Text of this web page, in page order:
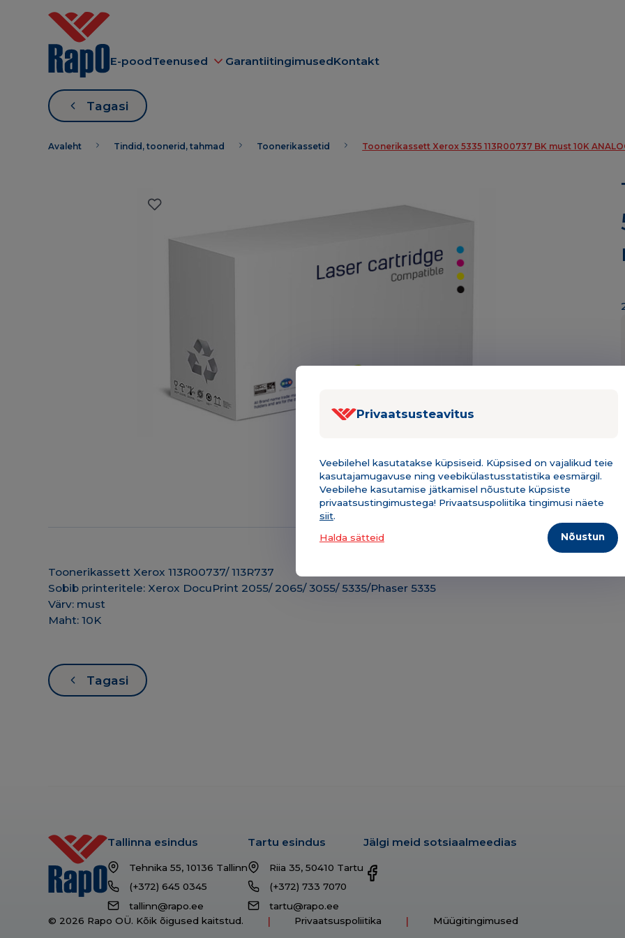
Privaatsusteavitus
Veebilehel kasutatakse küpsiseid. Küpsised on vajalikud teie
kasutajamugavuse ning veebikülastusstatistika eesmärgil.
Veebilehe kasutamise jätkamisel nõustute küpsiste
privaatsustingimustega! Privaatsuspoliitika tingimusi näete
siit.
Halda sätteid
Nõustun
E-poodTeenused GarantiitingimusedKontakt
Tagasi
Avaleht Tindid, toonerid, tahmad Toonerikassetid Toonerikassett Xerox 5335 113R00737 BK must 10K
Kirjeldus & tehniline infoLisainfo
Toonerikassett Xerox 113R00737/ 113R737
Sobib printeritele: Xerox DocuPrint 2055/ 2065/ 3055/ 5335/Phaser 5335
Värv: must
Maht: 10K
Tagasi
Tallinna esindus
Tehnika 55, 10136 Tallinn
(+372) 645 0345
tallinn@rapo.ee
Tartu esindus
Riia 35, 50410 Tartu
(+372) 733 7070
tartu@rapo.ee
Jälgi meid sotsiaalmeedias
© 2026 Rapo OÜ. Kõik õigused kaitstud. Privaatsuspoliitika Müügitingimused